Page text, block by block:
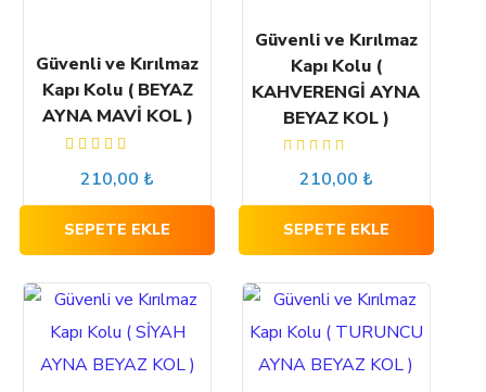
Güvenli ve Kırılmaz
Kapı Kolu ( BEYAZ
AYNA MAVİ KOL )
üzerinden
210,00 ₺
SEPETE EKLE
Güvenli ve Kırılmaz
Kapı Kolu (
KAHVERENGİ AYNA
BEYAZ KOL )
üzerinden
210,00 ₺
SEPETE EKLE